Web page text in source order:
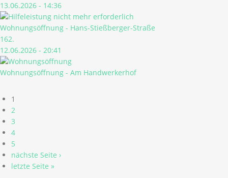
13.06.2026 - 14:36
Wohnungsöffnung - Hans-Stießberger-Straße
162.
12.06.2026 - 20:41
Wohnungsöffnung - Am Handwerkerhof
1
2
3
4
5
nächste Seite ›
letzte Seite »